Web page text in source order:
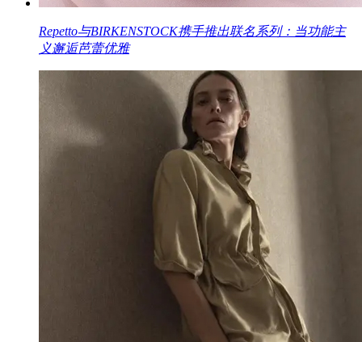
Repetto与BIRKENSTOCK携手推出联名系列：当功能主
义邂逅芭蕾优雅